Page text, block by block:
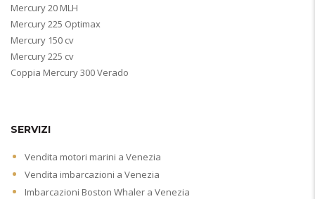
Mercury 20 MLH
Mercury 225 Optimax
Mercury 150 cv
Mercury 225 cv
Coppia Mercury 300 Verado
SERVIZI
Vendita motori marini a Venezia
Vendita imbarcazioni a Venezia
Imbarcazioni Boston Whaler a Venezia